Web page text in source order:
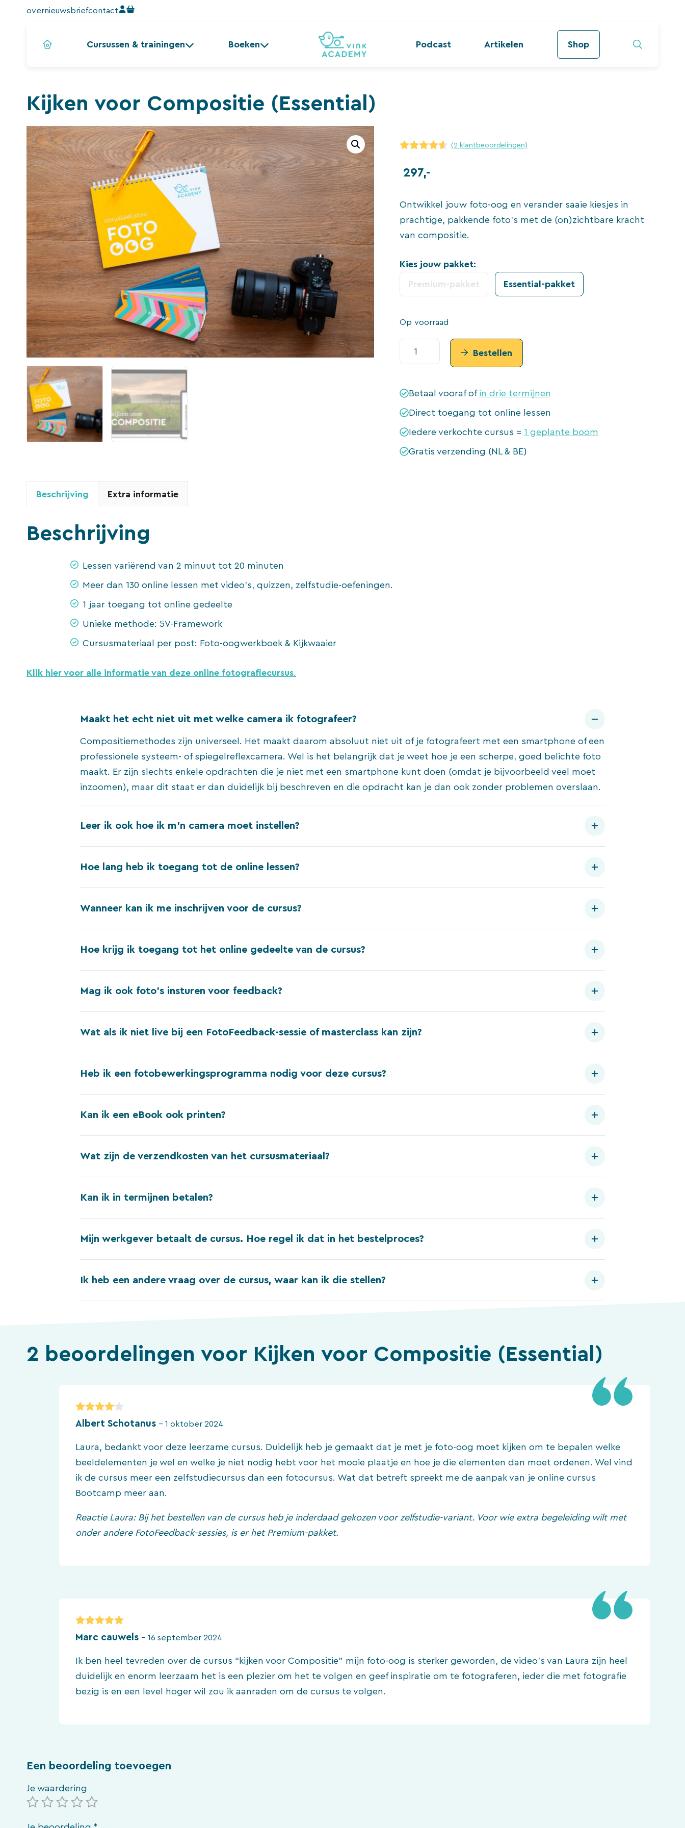
overnieuwsbriefcontact
Cursussen & trainingen Boeken Podcast Artikelen Shop
Kijken voor Compositie (Essential)
(2klantbeoordelingen)
297,-
Ontwikkel jouw foto-oog en verander saaie kiesjes in
prachtige, pakkende foto’s met de (on)zichtbare kracht
van compositie.
Kies jouw pakket:
Premium-pakket Essential-pakket
Op voorraad
voor
(Essential)
aantal
Bestellen
Betaal vooraf of in drie termijnen
Direct toegang tot online lessen
Iedere verkochte cursus = 1 geplante boom
Gratis verzending (NL & BE)
Beschrijving Extra informatie
Beschrijving
Lessen variërend van 2 minuut tot 20 minuten
Meer dan 130 online lessen met video’s, quizzen, zelfstudie-oefeningen.
1 jaar toegang tot online gedeelte
Unieke methode: 5V-Framework
Cursusmateriaal per post: Foto-oogwerkboek & Kijkwaaier
Klik hier voor alle informatie van deze online fotografiecursus.
Maakt het echt niet uit met welke camera ik fotografeer?
Compositiemethodes zijn universeel. Het maakt daarom absoluut niet uit of je fotografeert met een smartphone of een
professionele systeem- of spiegelreflexcamera. Wel is het belangrijk dat je weet hoe je een scherpe, goed belichte foto
maakt. Er zijn slechts enkele opdrachten die je niet met een smartphone kunt doen (omdat je bijvoorbeeld veel moet
inzoomen), maar dit staat er dan duidelijk bij beschreven en die opdracht kan je dan ook zonder problemen overslaan.
Leer ik ook hoe ik m’n camera moet instellen?
Hoe lang heb ik toegang tot de online lessen?
Wanneer kan ik me inschrijven voor de cursus?
Hoe krijg ik toegang tot het online gedeelte van de cursus?
Mag ik ook foto’s insturen voor feedback?
Wat als ik niet live bij een FotoFeedback-sessie of masterclass kan zijn?
Heb ik een fotobewerkingsprogramma nodig voor deze cursus?
Kan ik een eBook ook printen?
Wat zijn de verzendkosten van het cursusmateriaal?
Kan ik in termijnen betalen?
Mijn werkgever betaalt de cursus. Hoe regel ik dat in het bestelproces?
Ik heb een andere vraag over de cursus, waar kan ik die stellen?
2 beoordelingen voor Kijken voor Compositie (Essential)
4van 5
Albert Schotanus – 1 oktober 2024
Laura, bedankt voor deze leerzame cursus. Duidelijk heb je gemaakt dat je met je foto-oog moet kijken om te bepalen welke
beeldelementen je wel en welke je niet nodig hebt voor het mooie plaatje en hoe je die elementen dan moet ordenen. Wel vind
ik de cursus meer een zelfstudiecursus dan een fotocursus. Wat dat betreft spreekt me de aanpak van je online cursus
Bootcamp meer aan.
Reactie Laura: Bij het bestellen van de cursus heb je inderdaad gekozen voor zelfstudie-variant. Voor wie extra begeleiding wilt met
onder andere FotoFeedback-sessies, is er het Premium-pakket.
5van 5
Marc cauwels – 16 september 2024
Ik ben heel tevreden over de cursus “kijken voor Compositie” mijn foto-oog is sterker geworden, de video’s van Laura zijn heel
duidelijk en enorm leerzaam het is een plezier om het te volgen en geef inspiratie om te fotograferen, ieder die met fotografie
bezig is en een level hoger wil zou ik aanraden om de cursus te volgen.
Een beoordeling toevoegen
Je waardering